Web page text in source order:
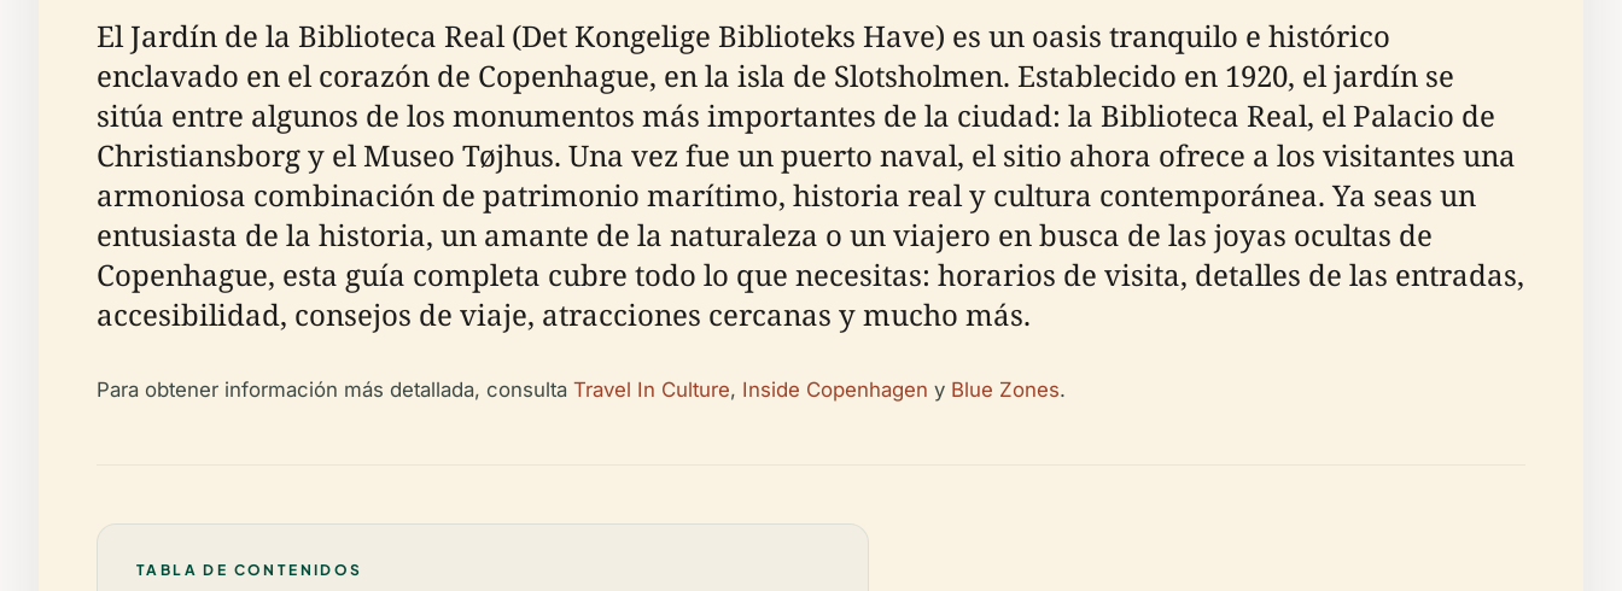
El Jardín de la Biblioteca Real (Det Kongelige Biblioteks Have) es un oasis tranquilo e histórico
enclavado en el corazón de Copenhague, en la isla de Slotsholmen. Establecido en 1920, el jardín se
sitúa entre algunos de los monumentos más importantes de la ciudad: la Biblioteca Real, el Palacio de
Christiansborg y el Museo Tøjhus. Una vez fue un puerto naval, el sitio ahora ofrece a los visitantes una
armoniosa combinación de patrimonio marítimo, historia real y cultura contemporánea. Ya seas un
entusiasta de la historia, un amante de la naturaleza o un viajero en busca de las joyas ocultas de
Copenhague, esta guía completa cubre todo lo que necesitas: horarios de visita, detalles de las entradas,
accesibilidad, consejos de viaje, atracciones cercanas y mucho más.
Para obtener información más detallada, consulta Travel In Culture, Inside Copenhagen y Blue Zones.
TABLA DE CONTENIDOS